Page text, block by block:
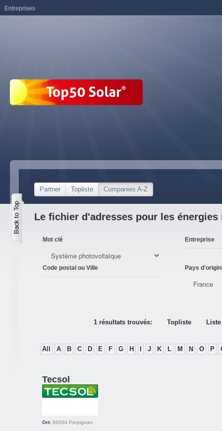
Partner Topliste Companies A-Z
Le fichier d'adresses pour les énergies
Mot clé Entreprise
Code postal ou Ville Pays
1 résultats trouvés: Topliste
All A B C D E F G H J K L M N O P
Tecsol
Ort: 66004 Perpignan
Entreprises